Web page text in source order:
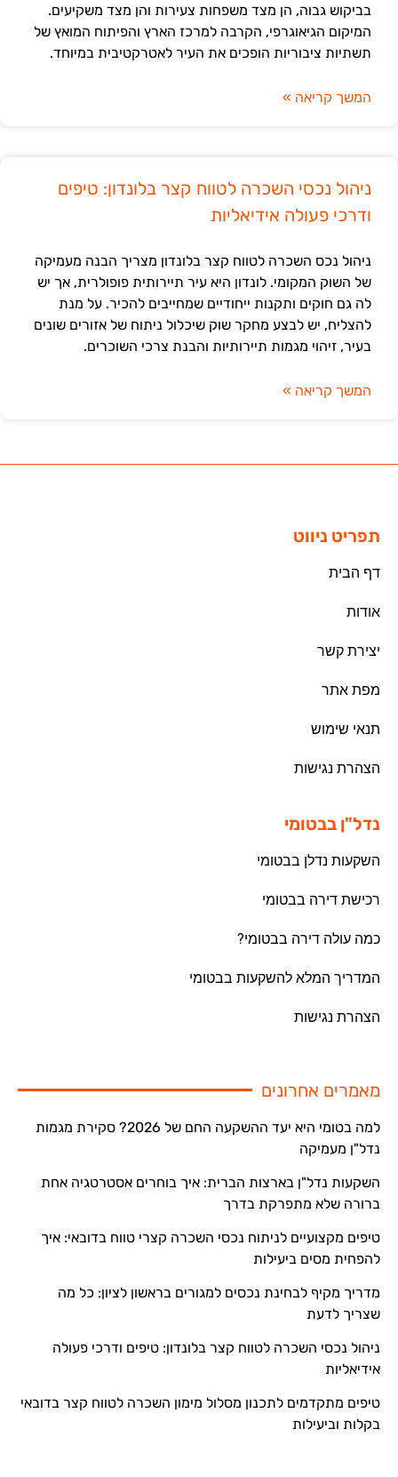
בביקוש גבוה, הן מצד משפחות צעירות והן מצד משקיעים.
המיקום הגיאוגרפי, הקרבה למרכז הארץ והפיתוח המואץ של
תשתיות ציבוריות הופכים את העיר לאטרקטיבית במיוחד.
המשך קריאה »
ניהול נכסי השכרה לטווח קצר בלונדון: טיפים
ודרכי פעולה אידיאליות
ניהול נכס השכרה לטווח קצר בלונדון מצריך הבנה מעמיקה
של השוק המקומי. לונדון היא עיר תיירותית פופולרית, אך יש
לה גם חוקים ותקנות ייחודיים שמחייבים להכיר. על מנת
להצליח, יש לבצע מחקר שוק שיכלול ניתוח של אזורים שונים
בעיר, זיהוי מגמות תיירותיות והבנת צרכי השוכרים.
המשך קריאה »
תפריט ניווט
דף הבית
אודות
יצירת קשר
מפת אתר
תנאי שימוש
הצהרת נגישות
נדל"ן בבטומי
השקעות נדלן בבטומי
רכישת דירה בבטומי
כמה עולה דירה בבטומי?
המדריך המלא להשקעות בבטומי
הצהרת נגישות
מאמרים אחרונים
למה בטומי היא יעד ההשקעה החם של 2026? סקירת מגמות
נדל"ן מעמיקה
השקעות נדל"ן בארצות הברית: איך בוחרים אסטרטגיה אחת
ברורה שלא מתפרקת בדרך
טיפים מקצועיים לניתוח נכסי השכרה קצרי טווח בדובאי: איך
להפחית מסים ביעילות
מדריך מקיף לבחינת נכסים למגורים בראשון לציון: כל מה
שצריך לדעת
ניהול נכסי השכרה לטווח קצר בלונדון: טיפים ודרכי פעולה
אידיאליות
טיפים מתקדמים לתכנון מסלול מימון השכרה לטווח קצר בדובאי
בקלות וביעילות